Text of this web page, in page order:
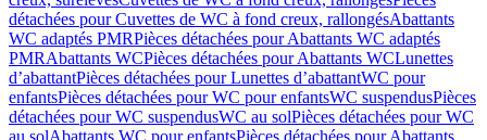
détachées pour Cuvettes de WC à fond creux, rallongésAbattants
WC adaptés PMRPièces détachées pour Abattants WC adaptés
PMRAbattants WCPièces détachées pour Abattants WCLunettes
d’abattantPièces détachées pour Lunettes d’abattantWC pour
enfantsPièces détachées pour WC pour enfantsWC suspendusPièces
détachées pour WC suspendusWC au solPièces détachées pour WC
au solAbattants WC pour enfantsPièces détachées pour Abattants